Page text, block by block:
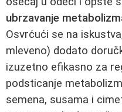
ubrzavanje
Osvrćući se na
mleveno) dodato
izuzetno efikasno za
podsticanje
semena, susama i